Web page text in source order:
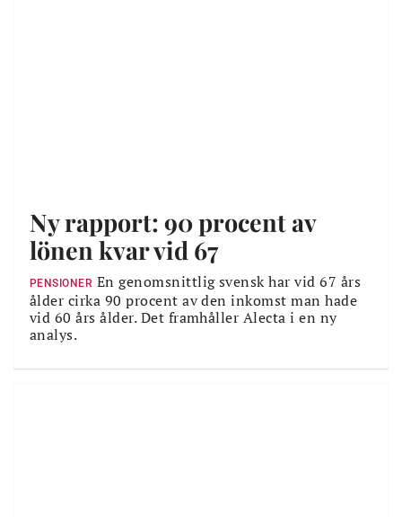
Ny rapport: 90 procent av
lönen kvar vid 67
PENSIONER En genomsnittlig svensk har vid 67 års
ålder cirka 90 procent av den inkomst man hade
vid 60 års ålder. Det framhåller Alecta i en ny
analys.